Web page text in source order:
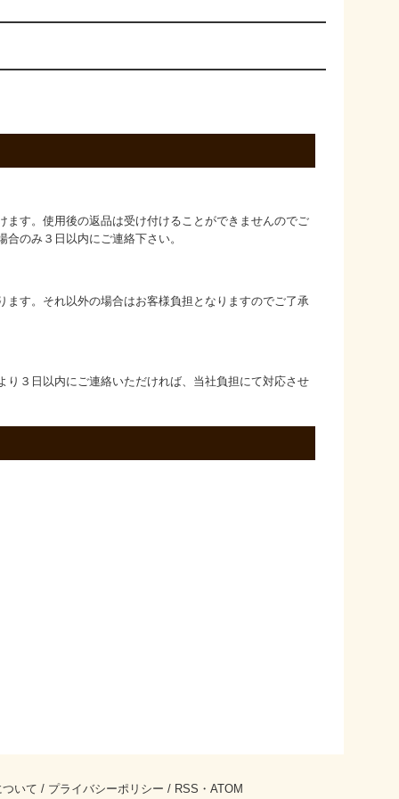
ます。使用後の返品は受け付けることができませんのでご
合のみ３日以内にご連絡下さい。
ます。それ以外の場合はお客様負担となりますのでご了承
り３日以内にご連絡いただければ、当社負担にて対応させ
いて / プライバシーポリシー / RSS ・ ATOM